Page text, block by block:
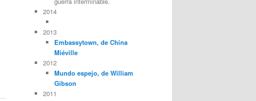
2014
2013
Embassytown, de China
Miéville
2012
Mundo espejo, de William
Gibson
2011